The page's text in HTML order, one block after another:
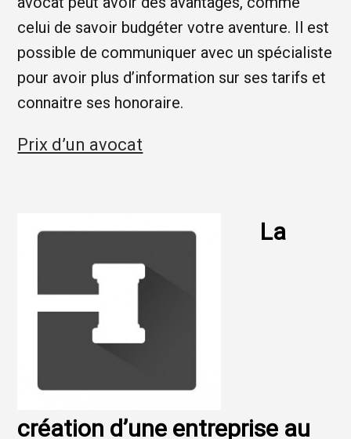
celui de savoir budgéter votre aventure. Il est
possible de communiquer avec un spécialiste
pour avoir plus d’information sur ses tarifs et
connaitre ses honoraire.
Prix d’un avocat
La
création d’une entreprise au